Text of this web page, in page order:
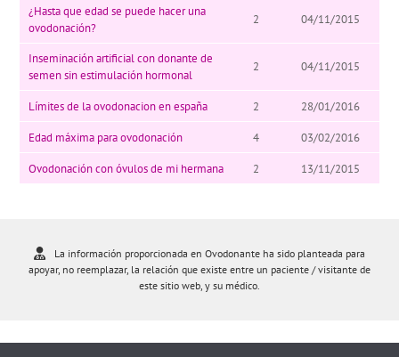
¿Hasta que edad se puede hacer una
ovodonación?
2 04/11/2015
Inseminación artificial con donante de
semen sin estimulación hormonal
2 04/11/2015
Límites de la ovodonacion en españa 2 28/01/2016
Edad máxima para ovodonación 4 03/02/2016
Ovodonación con óvulos de mi hermana 2 13/11/2015
La información proporcionada en Ovodonante ha sido planteada para
apoyar, no reemplazar, la relación que existe entre un paciente / visitante de
este sitio web, y su médico.